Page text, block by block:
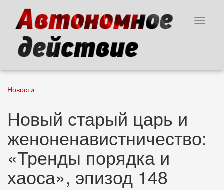
основному
содержанию
Toggle
Новости
Новый старый царь и
женоненавистничество:
«Тренды порядка и
хаоса», эпизод 148